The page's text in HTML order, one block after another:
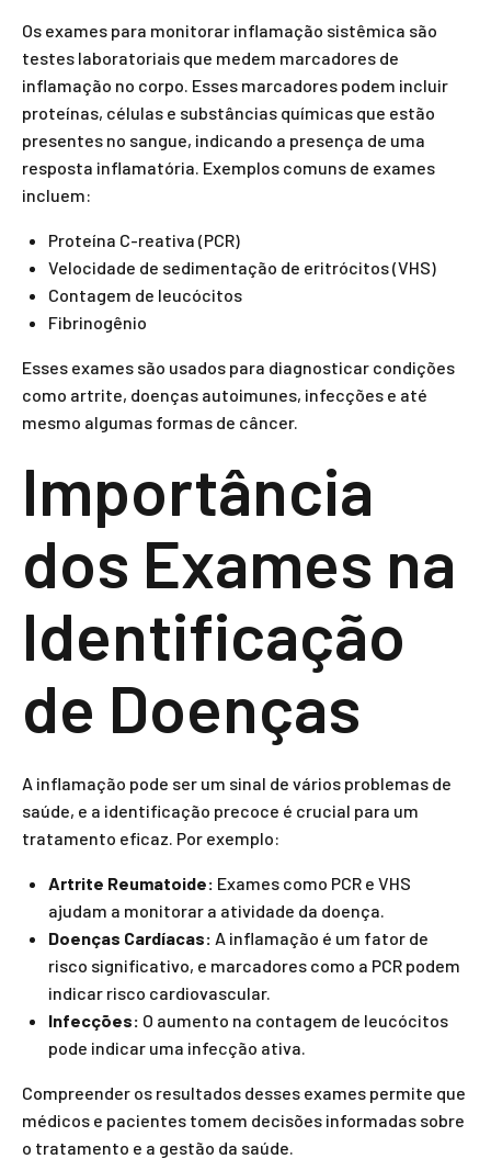
Os exames para monitorar inflamação sistêmica são
testes laboratoriais que medem marcadores de
inflamação no corpo. Esses marcadores podem incluir
proteínas, células e substâncias químicas que estão
presentes no sangue, indicando a presença de uma
resposta inflamatória. Exemplos comuns de exames
incluem:
Proteína C-reativa (PCR)
Velocidade de sedimentação de eritrócitos (VHS)
Contagem de leucócitos
Fibrinogênio
Esses exames são usados para diagnosticar condições
como artrite, doenças autoimunes, infecções e até
mesmo algumas formas de câncer.
Importância
dos Exames na
Identificação
de Doenças
A inflamação pode ser um sinal de vários problemas de
saúde, e a identificação precoce é crucial para um
tratamento eficaz. Por exemplo:
Artrite Reumatoide: Exames como PCR e VHS
ajudam a monitorar a atividade da doença.
Doenças Cardíacas: A inflamação é um fator de
risco significativo, e marcadores como a PCR podem
indicar risco cardiovascular.
Infecções: O aumento na contagem de leucócitos
pode indicar uma infecção ativa.
Compreender os resultados desses exames permite que
médicos e pacientes tomem decisões informadas sobre
o tratamento e a gestão da saúde.